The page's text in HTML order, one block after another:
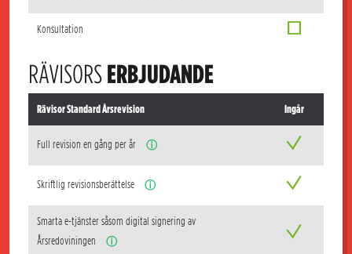
Konsultation
RÄVISORSERBJUDANDE
Rävisor Standard Årsrevision Ingår
Full revision en gång per år ⓘ
Skriftlig revisionsberättelse ⓘ
Smarta e-tjänster såsom digital signering av
Årsredoviningen
ⓘ